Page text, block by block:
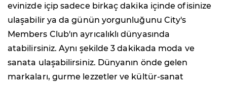
evinizde içip sadece birkaç dakika içinde ofisinize
ulaşabilir ya da günün yorgunluğunu City's
Members Club'ın ayrıcalıklı dünyasında
atabilirsiniz. Aynı şekilde 3 dakikada moda ve
sanata ulaşabilirsiniz. Dünyanın önde gelen
markaları, gurme lezzetler ve kültür-sanat